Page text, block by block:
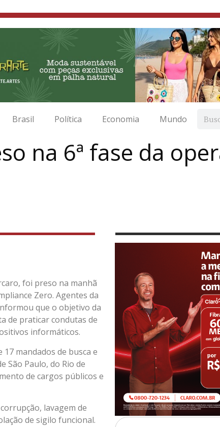
Brasil Política Economia Mundo
na 6ª fase da
foi preso na manhã
Zero. Agentes da
que o objetivo da
de praticar condutas de
informáticos.
mandados de busca e
São Paulo, do Rio de
de cargos públicos e
lavagem de
de sigilo funcional.